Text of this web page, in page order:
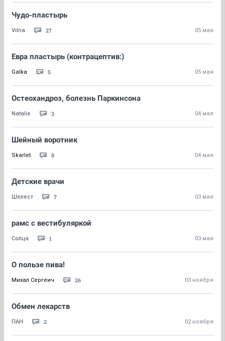
Чудо-пластырь
Vilna 27 05 мая
Евра пластырь (контрацептив:)
Galka 5 05 мая
Остеохандроз, болезнь Паркинсона
Natalie 3 04 мая
Шейный воротник
Skarlet 8 04 мая
Детские врачи
Шелест 7 03 мая
рамс с вестибуляркой
Солца 1 03 мая
О пользе пива!
Михал Сергеич 26 03 ноября
Обмен лекарств
ПАН 2 02 ноября